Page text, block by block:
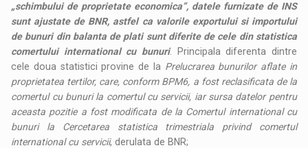
„schimbului de proprietate economica”, datele furnizate de INS
sunt ajustate de BNR, astfel ca valorile exportului si importului
de bunuri din balanta de plati sunt diferite de cele din statistica
comertului international cu bunuri. Principala diferenta dintre
cele doua statistici provine de la Prelucrarea bunurilor aflate in
proprietatea tertilor, care, conform BPM6, a fost reclasificata de la
comertul cu bunuri la comertul cu servicii, iar sursa datelor pentru
aceasta pozitie a fost modificata de la Comertul international cu
bunuri la Cercetarea statistica trimestriala privind comertul
international cu servicii, derulata de BNR;